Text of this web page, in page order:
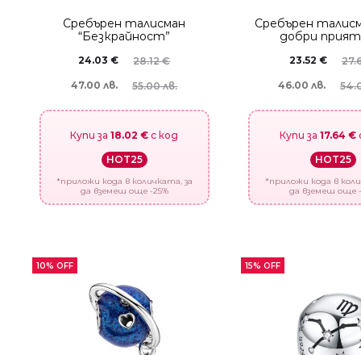
Сребърен талисман
“Безкрайност”
28.12€
24.03€
55.00 лв.
47.00 лв.
Купи за18.02 € с код
HOT25
*приложи кода в количката, за
да вземеш още -25%
Сребърен
добри
23.52 €
46.00 лв.
Купи за17.64 €
HOT25
*приложи кода в
да вземеш още -
10% OFF 15% OFF